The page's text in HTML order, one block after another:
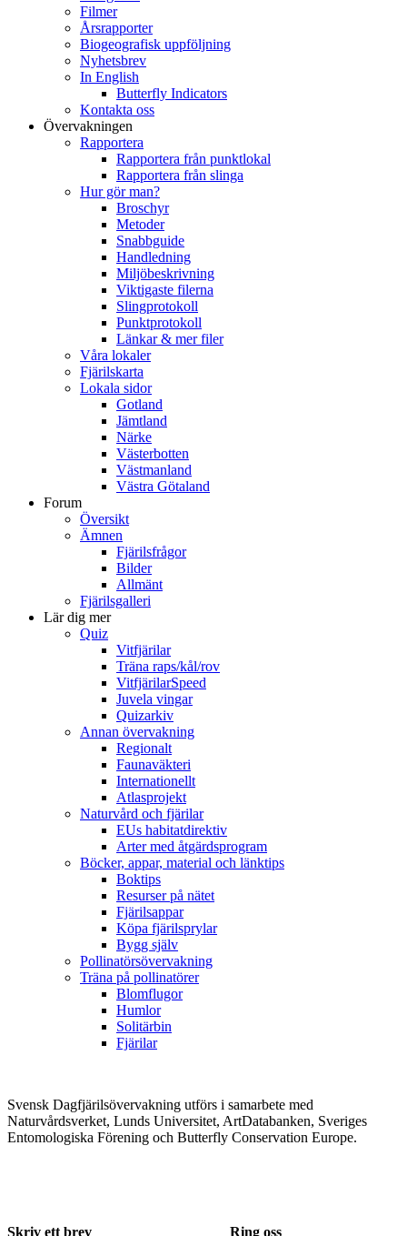
Filmer
Årsrapporter
Biogeografisk uppföljning
Nyhetsbrev
In English
Butterfly Indicators
Kontakta oss
Övervakningen
Rapportera
Rapportera från punktlokal
Rapportera från slinga
Hur gör man?
Broschyr
Metoder
Snabbguide
Handledning
Miljöbeskrivning
Viktigaste filerna
Slingprotokoll
Punktprotokoll
Länkar & mer filer
Våra lokaler
Fjärilskarta
Lokala sidor
Gotland
Jämtland
Närke
Västerbotten
Västmanland
Västra Götaland
Forum
Översikt
Ämnen
Fjärilsfrågor
Bilder
Allmänt
Fjärilsgalleri
Lär dig mer
Quiz
Vitfjärilar
Träna raps/kål/rov
VitfjärilarSpeed
Juvela vingar
Quizarkiv
Annan övervakning
Regionalt
Faunaväkteri
Internationellt
Atlasprojekt
Naturvård och fjärilar
EUs habitatdirektiv
Arter med åtgärdsprogram
Böcker, appar, material och länktips
Boktips
Resurser på nätet
Fjärilsappar
Köpa fjärilsprylar
Bygg själv
Pollinatörsövervakning
Träna på pollinatörer
Blomflugor
Humlor
Solitärbin
Fjärilar
Svensk Dagfjärilsövervakning utförs i samarbete med
Naturvårdsverket, Lunds Universitet, ArtDatabanken, Sveriges
Entomologiska Förening och Butterfly Conservation Europe.
Skriv ett brev Ring oss